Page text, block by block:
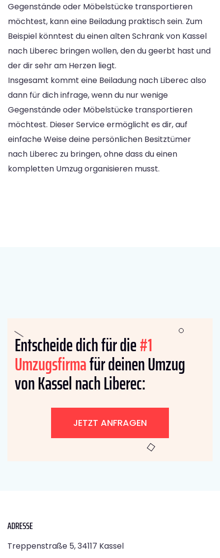
Gegenstände oder Möbelstücke transportieren
möchtest, kann eine Beiladung praktisch sein. Zum
Beispiel könntest du einen alten Schrank von Kassel
nach Liberec bringen wollen, den du geerbt hast und
der dir sehr am Herzen liegt.
Insgesamt kommt eine Beiladung nach Liberec also
dann für dich infrage, wenn du nur wenige
Gegenstände oder Möbelstücke transportieren
möchtest. Dieser Service ermöglicht es dir, auf
einfache Weise deine persönlichen Besitztümer
nach Liberec zu bringen, ohne dass du einen
kompletten Umzug organisieren musst.
Entscheide dich für die#1
Umzugsfirmafür deinen Umzug
von Kassel nach Liberec:
JETZT ANFRAGEN
ADRESSE
Treppenstraße 5, 34117 Kassel